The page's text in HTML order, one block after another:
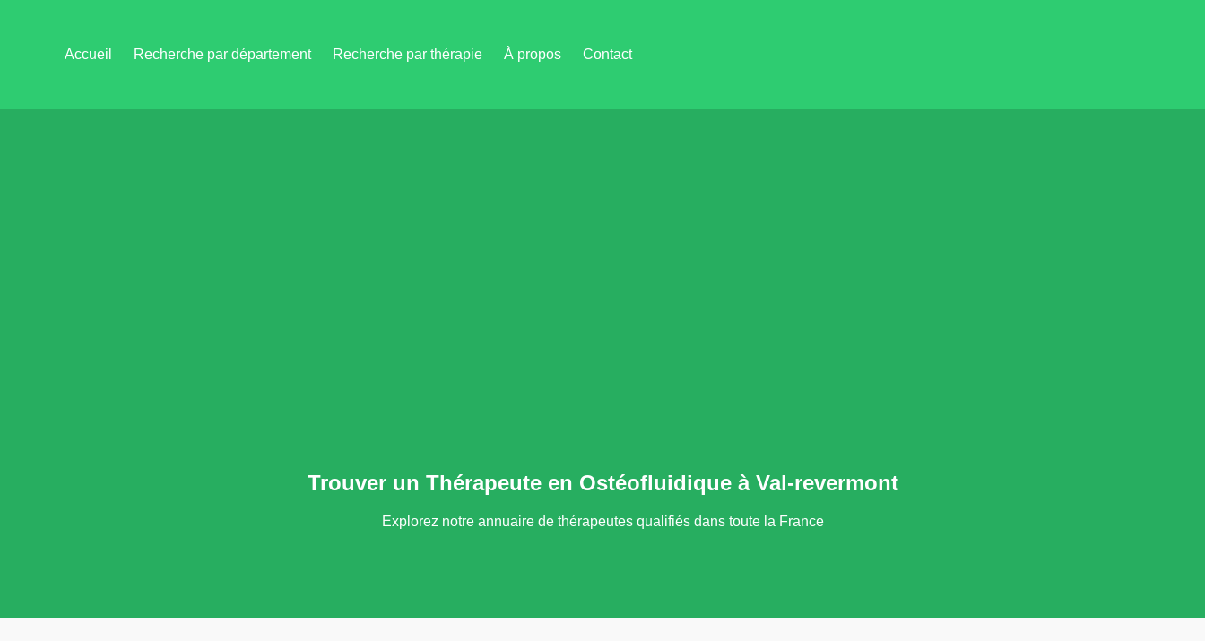
Accueil Recherche par département Recherche par thérapie À propos Contact
Trouver un Thérapeute en Ostéofluidique à Val-revermont
Explorez notre annuaire de thérapeutes qualifiés dans toute la France